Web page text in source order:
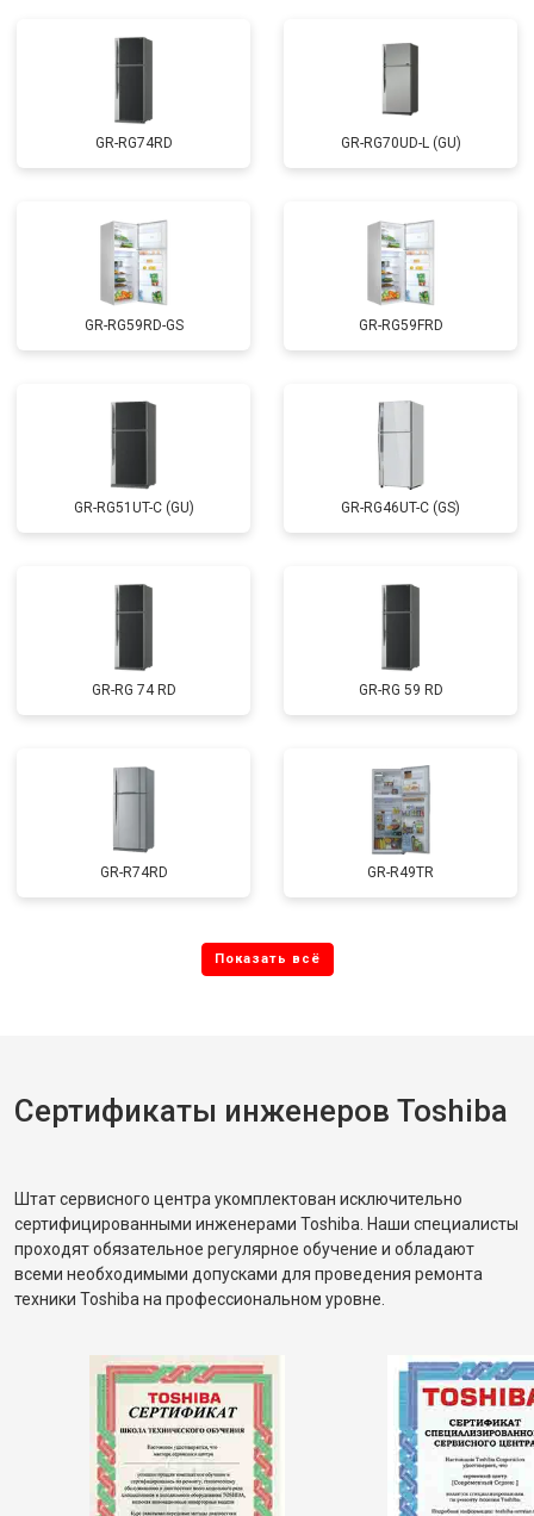
GR-RG74RD GR-RG70UD-L (GU)
GR-RG59RD-GS GR-RG59FRD
GR-RG51UT-C (GU) GR-RG46UT-C (GS)
GR-RG 74 RD GR-RG 59 RD
GR-R74RD GR-R49TR
Сертификаты инженеров Toshiba
Штат сервисного центра укомплектован исключительно
сертифицированными инженерами Toshiba. Наши специалисты
проходят обязательное регулярное обучение и обладают
всеми необходимыми допусками для проведения ремонта
техники Toshiba на профессиональном уровне.